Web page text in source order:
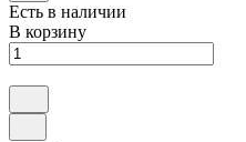
Есть в наличии
В корзину